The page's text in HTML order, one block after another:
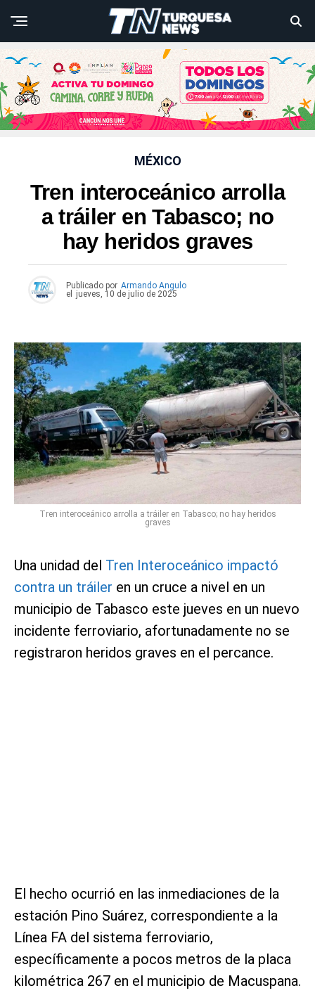
MÉXICO
Tren interoceánico arrolla
a tráiler en Tabasco; no
hay heridos graves
Publicado por Armando Angulo
el
jueves, 10 de julio de 2025
Tren interoceánico arrolla a tráiler en Tabasco; no hay heridos
graves
Una unidad del Tren Interoceánico impactó
contra un tráiler en un cruce a nivel en un
municipio de Tabasco este jueves en un nuevo
incidente ferroviario, afortunadamente no se
registraron heridos graves en el percance.
El hecho ocurrió en las inmediaciones de la
estación Pino Suárez, correspondiente a la
Línea FA del sistema ferroviario,
específicamente a pocos metros de la placa
kilométrica 267 en el municipio de Macuspana.